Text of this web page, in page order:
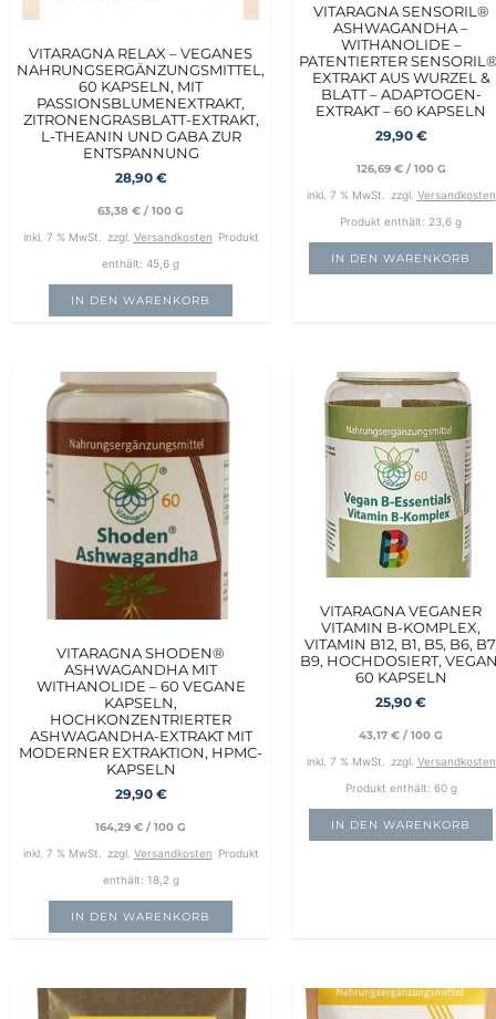
VITARAGNA RELAX – VEGANES
NAHRUNGSERGÄNZUNGSMITTEL,
60 KAPSELN, MIT
PASSIONSBLUMENEXTRAKT,
ZITRONENGRASBLATT-EXTRAKT,
L-THEANIN UND GABA ZUR
ENTSPANNUNG
28,90 €
63,38 € / 100 G
inkl. 7 % MwSt. zzgl. Versandkosten Produkt
enthält: 45,6 g
IN DEN WARENKORB
VITARAGNA SENSORIL®
ASHWAGANDHA –
WITHANOLIDE –
PATENTIERTER
EXTRAKT AUS WURZEL &
BLATT – ADAPTOGEN-
EXTRAKT – 60 KAPSELN
29,90 €
126,69 €/ 100 G
inkl. 7 % MwSt. zzgl. Versandkosten
Produkt enthält: 23,6 g
IN DEN WARENKORB
VITARAGNA SHODEN®
ASHWAGANDHA MIT
WITHANOLIDE – 60 VEGANE
KAPSELN,
HOCHKONZENTRIERTER
ASHWAGANDHA-EXTRAKT MIT
MODERNER EXTRAKTION, HPMC-
KAPSELN
29,90 €
164,29 € / 100 G
inkl. 7 % MwSt. zzgl. Versandkosten Produkt
enthält: 18,2 g
IN DEN WARENKORB
VITARAGNA VEGANER
VITAMIN B-KOMPLEX,
VITAMIN B12, B1, B5, B6,
B9, HOCHDOSIERT,
60 KAPSELN
25,90 €
43,17 € / 100 G
inkl. 7 % MwSt. zzgl. Versandkosten
Produkt enthält: 60 g
IN DEN WARENKORB